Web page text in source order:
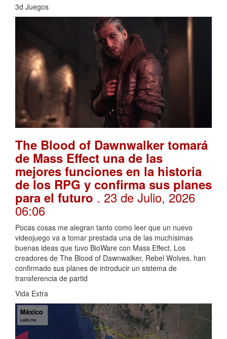
3d Juegos
The Blood of Dawnwalker tomará
de Mass Effect una de las
mejores funciones en la historia
de los RPG y confirma sus planes
para el futuro . 23 de Julio, 2026
06:06
Pocas cosas me alegran tanto como leer que un nuevo
videojuego va a tomar prestada una de las muchísimas
buenas ideas que tuvo BioWare con Mass Effect. Los
creadores de The Blood of Dawnwalker, Rebel Wolves, han
confirmado sus planes de introducir un sistema de
transferencia de partid
Vida Extra